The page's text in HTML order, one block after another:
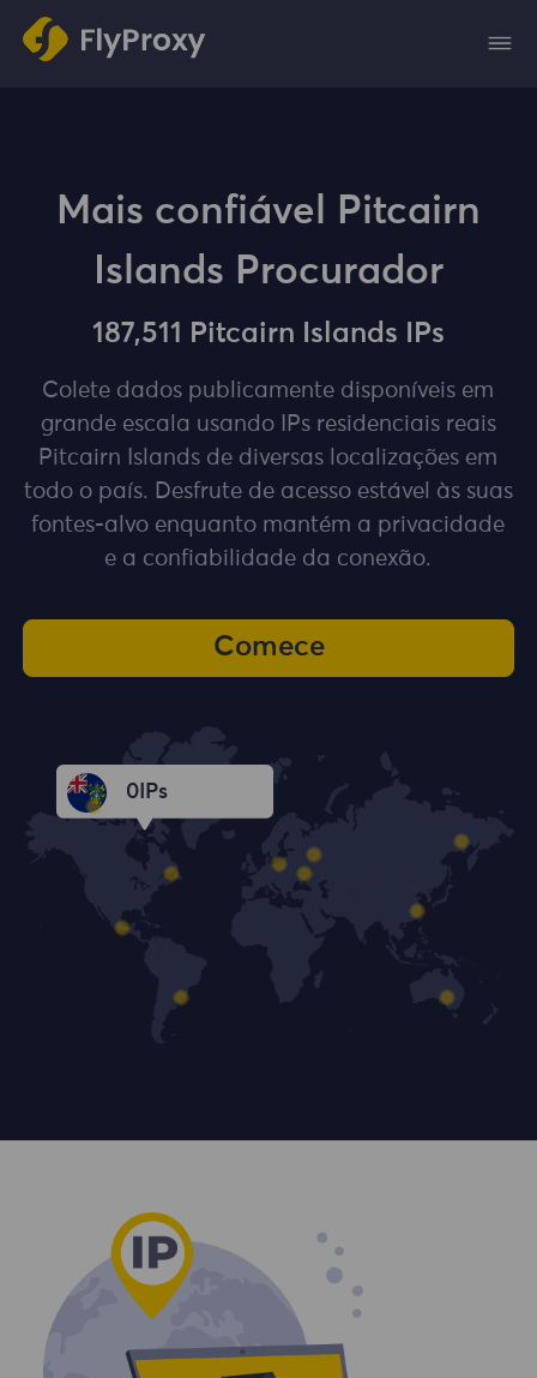
Mais confiável Pitcairn
Islands Procurador
187,511 Pitcairn Islands IPs
Colete dados publicamente disponíveis em
grande escala usando IPs residenciais reais
Pitcairn Islands de diversas localizações em
todo o país. Desfrute de acesso estável às suas
fontes-alvo enquanto mantém a privacidade
e a confiabilidade da conexão.
Comece
0IPs